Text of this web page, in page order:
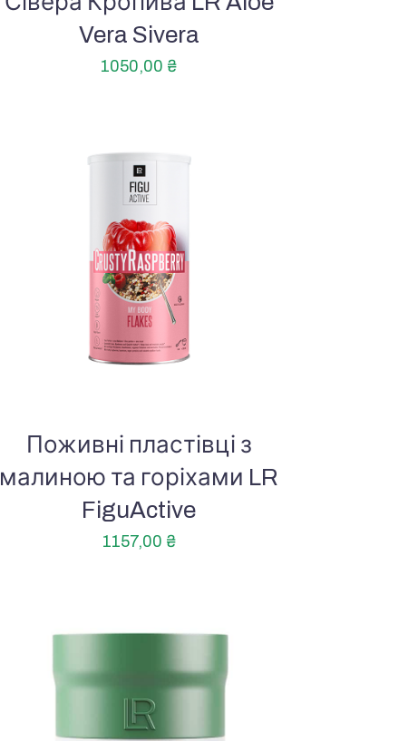
Vera Sivera
1050,00 ₴
Поживні пластівці з
малиною та горіхами LR
FiguActive
1157,00 ₴